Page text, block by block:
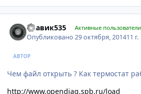
Славик535 Активные пользователи
Опубликовано29 октября, 201411 г.
АВТОР
Чем файл открыть ? Как термостат
http://www.opendiag.spb.ru/load